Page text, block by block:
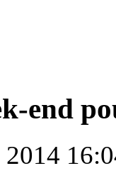
end
2014